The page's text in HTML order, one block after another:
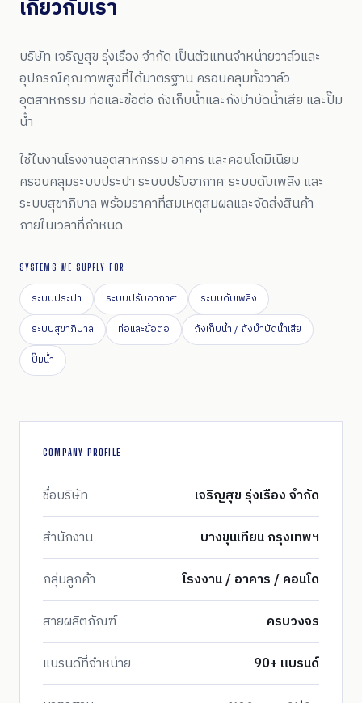
เกี่ยวกับเรา
บริษัท เจริญสุข รุ่งเรือง จำกัด เป็นตัวแทนจำหน่ายวาล์วและ
อุปกรณ์คุณภาพสูงที่ได้มาตรฐาน ครอบคลุมทั้งวาล์ว
อุตสาหกรรม ท่อและข้อต่อ ถังเก็บน้ำและถังบำบัดน้ำเสีย และปั๊ม
น้ำ
ใช้ในงานโรงงานอุตสาหกรรม อาคาร และคอนโดมิเนียม
ครอบคลุมระบบประปา ระบบปรับอากาศ ระบบดับเพลิง และ
ระบบสุขาภิบาล พร้อมราคาที่สมเหตุสมผลและจัดส่งสินค้า
ภายในเวลาที่กำหนด
SYSTEMS WE SUPPLY FOR
ระบบประปา ระบบปรับอากาศ
ระบบดับเพลิง
ระบบสุขาภิบาล
ท่อและข้อต่อ
ถังเก็บน้ำ / ถังบำบัดน้ำเสีย
ปั๊มน้ำ
COMPANY PROFILE
ชื่อบริษัท
เจริญสุข รุ่งเรือง จำกัด
สำนักงาน
บางขุนเทียน กรุงเทพฯ
กลุ่มลูกค้า
โรงงาน / อาคาร / คอนโด
สายผลิตภัณฑ์
ครบวงจร
แบรนด์ที่จำหน่าย
90+ แบรนด์